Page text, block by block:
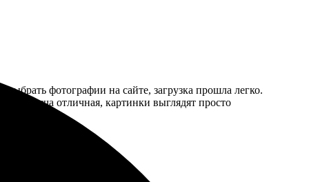
фотографии на сайте, загрузка прошла легко.
отличная, картинки выглядят просто